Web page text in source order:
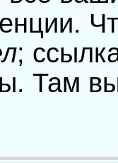
;
Там